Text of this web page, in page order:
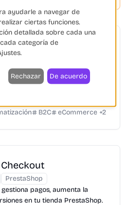
normativo para
UE, automatizando la
B2C eCommerce +2
PrestaShop
pagos, aumenta la
en tu tienda PrestaShop.
ayudarle a navegar de
ciertas funciones.
detallada sobre cada una
categoría de
Rechazar De acuerdo